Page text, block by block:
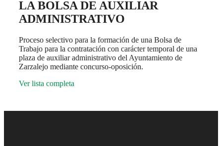
LA BOLSA DE AUXILIAR
ADMINISTRATIVO
Proceso selectivo para la formación de una Bolsa de
Trabajo para la contratación con carácter temporal de una
plaza de auxiliar administrativo del Ayuntamiento de
Zarzalejo mediante concurso-oposición.
Ver lista completa